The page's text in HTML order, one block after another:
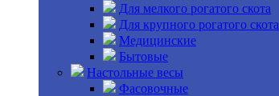
Для мелкого рогатого скота
Для крупного рогатого скота
Медицинские
Бытовые
Настольные весы
Фасовочные